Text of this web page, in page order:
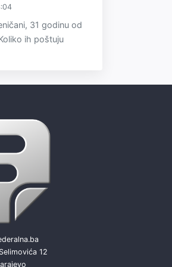
31 godinu od
ih poštuju
12